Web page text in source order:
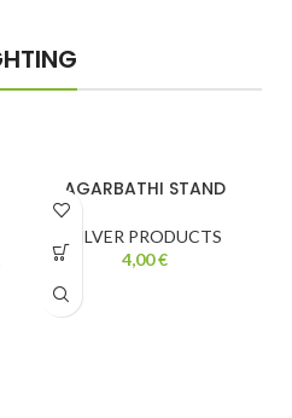
AGARBATHI STAND
SILVER PRODUCTS
4,00€